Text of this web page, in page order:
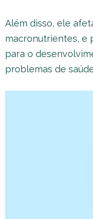
Além disso, ele
macronutrientes, e
para o
problemas de